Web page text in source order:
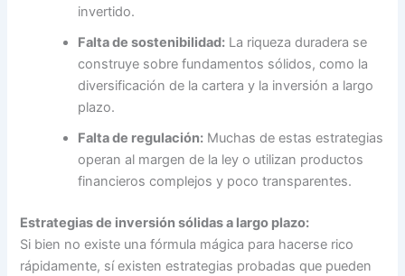
invertido.
Falta de sostenibilidad: La riqueza duradera se
construye sobre fundamentos sólidos, como la
diversificación de la cartera y la inversión a largo
plazo.
Falta de regulación: Muchas de estas estrategias
operan al margen de la ley o utilizan productos
financieros complejos y poco transparentes.
Estrategias de inversión sólidas a largo plazo:
Si bien no existe una fórmula mágica para hacerse rico
rápidamente, sí existen estrategias probadas que pueden